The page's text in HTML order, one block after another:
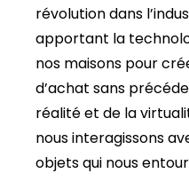
révolution dans
apportant la
nos maisons pour
d’achat sans
réalité et de la
nous interagissons
objets qui nous